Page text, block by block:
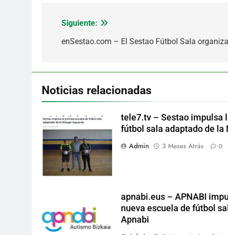
Navegación
de
Siguiente:
enSestao.com – El Sestao Fútbol Sala
Noticias relacionadas
noticia futbol adaptado
tele7.tv – Sestao impulsa
fútbol sala adaptado de la
Admin
3 Meses Atrás 0
apnabi.eus – APNABI
nueva escuela de fútbol
Apnabi